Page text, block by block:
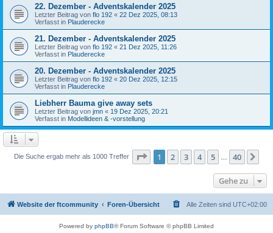
22. Dezember - Adventskalender 2025
Letzter Beitrag von flo 192 « 22 Dez 2025, 08:13
Verfasst in Plauderecke
21. Dezember - Adventskalender 2025
Letzter Beitrag von flo 192 « 21 Dez 2025, 11:26
Verfasst in Plauderecke
20. Dezember - Adventskalender 2025
Letzter Beitrag von flo 192 « 20 Dez 2025, 12:15
Verfasst in Plauderecke
Liebherr Bauma give away sets
Letzter Beitrag von jmn « 19 Dez 2025, 20:21
Verfasst in Modellideen & -vorstellung
Die Suche ergab mehr als 1000 Treffer Seite 1von 40
1 2 3 4 5 40
Gehe zu
Website der ftcommunity Foren-Übersicht Alle Zeiten sind UTC+02:00
Powered by phpBB® Forum Software © phpBB Limited